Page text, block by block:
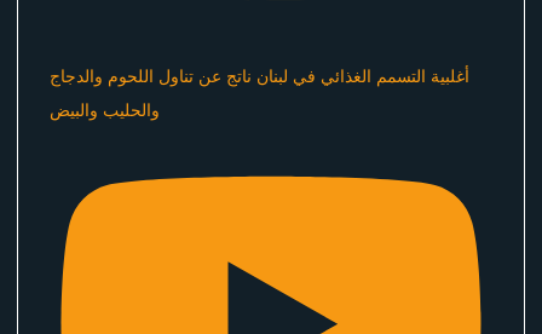
أغلبية التسمم الغذائي في لبنان ناتج عن تناول اللحوم والدجاج
والحليب والبيض